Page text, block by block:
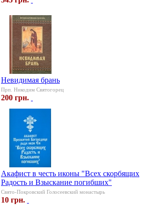
Невидимая брань
Прп. Никодим Святогорец
200 грн.
Акафист в честь иконы "Всех скорбящих
Радость и Взыскание погибших"
Свято-Покровский Голосеевский монастырь
10 грн.